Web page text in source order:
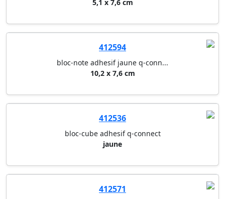
5,1 x 7,6 cm
412594
bloc-note adhesif jaune q-conn...
10,2 x 7,6 cm
412536
bloc-cube adhesif q-connect
jaune
412571